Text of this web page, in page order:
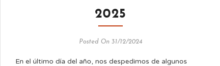
2025
Posted On 31/12/2024
En el último día del año, nos despedimos de algunos